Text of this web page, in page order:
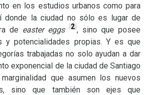
en los estudios urbanos como para
donde la ciudad no sólo es lugar de
de easter eggs 2 , sino que posee
y potencialidades propias. Y es que
trabajadas no solo ayudan a dar
exponencial de la ciudad de Santiago
que asumen los nuevos
sino que también son ejes que